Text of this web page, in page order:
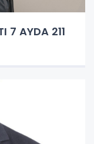
7 AYDA 211